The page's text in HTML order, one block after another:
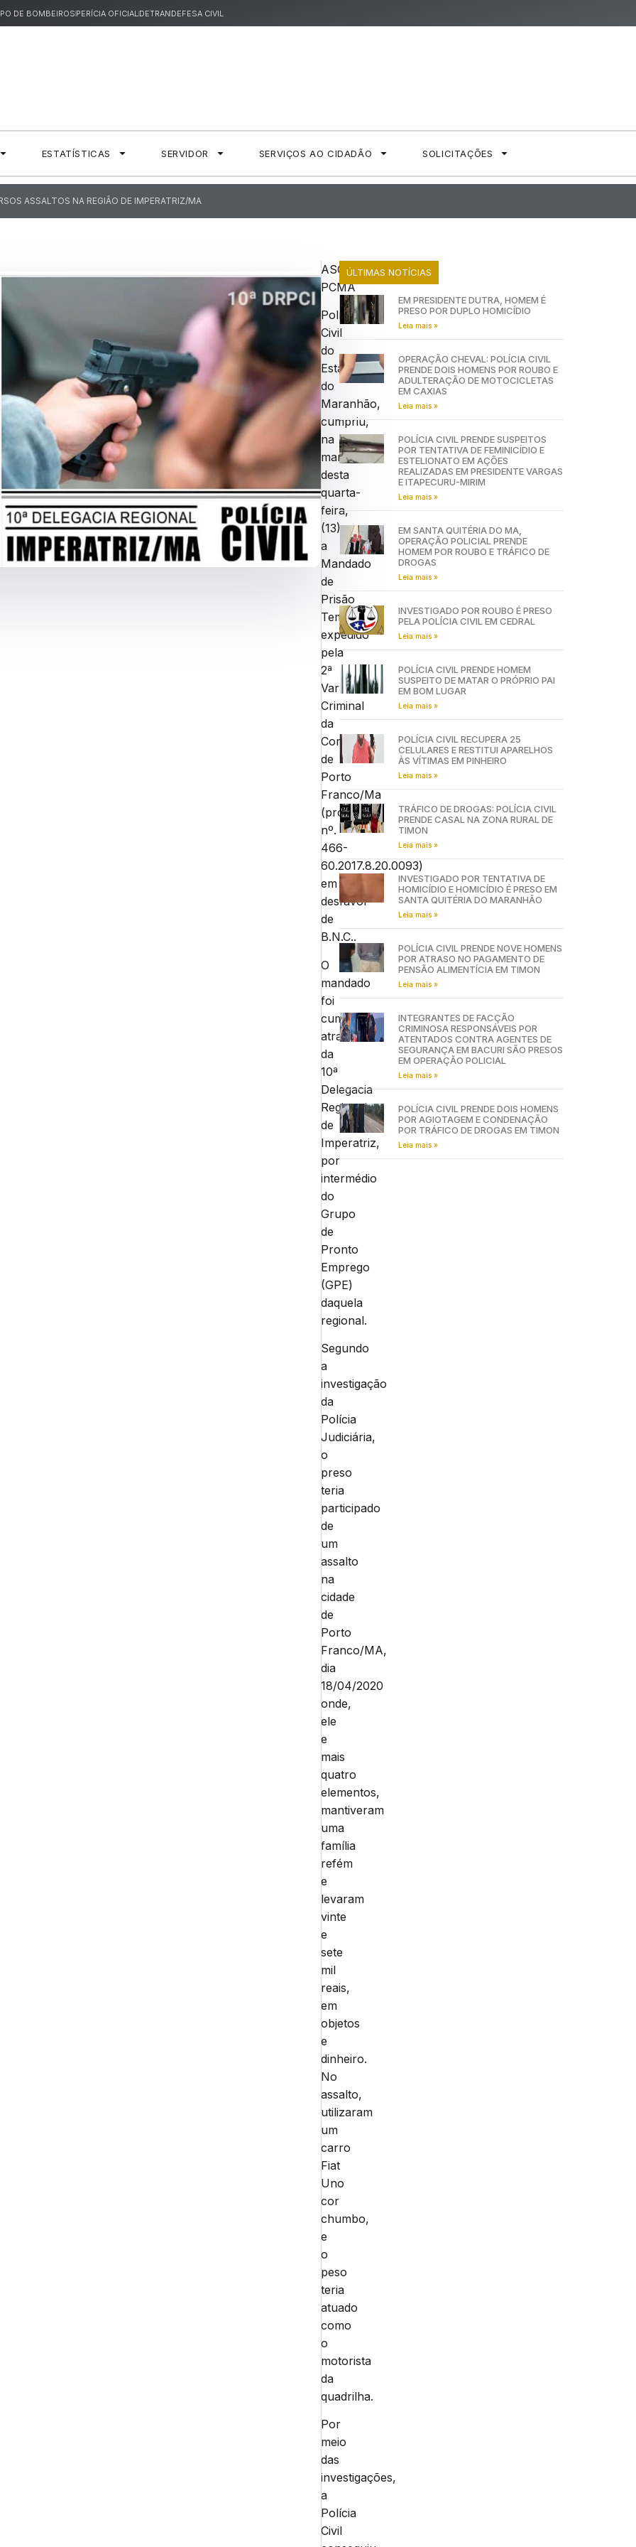
DE BOMBEIROSPERÍCIA OFICIALDETRANDEFESA CIVIL
ESTATÍSTICAS SERVIDOR SERVIÇOS AO CIDADÃO SOLICITAÇÕES
ASSALTOS NA REGIÃO DE IMPERATRIZ/MA
ASCOM
PCMA
Polícia
Civil
do
Estado
do
Maranhão,
cumpriu,
na
manhã
desta
quarta-
feira,
(13),
a
Mandado
de
Prisão
Temporária
expedido
pela
2ª
Vara
Criminal
da
Comarca
de
Porto
Franco/Ma
(processo
nº.
466-
60.2017.8.20.0093)
em
desfavor
de
B.N.C..
O
mandado
foi
cumprido
através
da
10ª
Delegacia
Regional
de
Imperatriz,
por
intermédio
do
Grupo
de
Pronto
Emprego
(GPE)
daquela
regional.
Segundo
a
investigação
da
Polícia
Judiciária,
o
preso
teria
participado
de
um
assalto
na
cidade
de
Porto
Franco/MA,
dia
18/04/2020
onde,
ele
e
mais
quatro
elementos,
mantiveram
uma
família
refém
e
levaram
vinte
e
sete
mil
reais,
em
objetos
e
dinheiro.
No
assalto,
utilizaram
um
carro
Fiat
Uno
cor
chumbo,
e
o
peso
teria
atuado
como
o
motorista
da
quadrilha.
Por
meio
das
investigações,
a
Polícia
Civil
ÚLTIMAS NOTÍCIAS
EM PRESIDENTE DUTRA, HOMEM É
PRESO POR DUPLO HOMICÍDIO
Leia mais »
OPERAÇÃO CHEVAL: POLÍCIA CIVIL
PRENDE DOIS HOMENS POR ROUBO E
ADULTERAÇÃO DE MOTOCICLETAS
EM CAXIAS
Leia mais »
POLÍCIA CIVIL PRENDE SUSPEITOS
POR TENTATIVA DE FEMINICÍDIO E
ESTELIONATO EM AÇÕES
REALIZADAS EM PRESIDENTE VARGAS
E ITAPECURU-MIRIM
Leia mais »
EM SANTA QUITÉRIA DO MA,
OPERAÇÃO POLICIAL PRENDE
HOMEM POR ROUBO E TRÁFICO DE
DROGAS
Leia mais »
INVESTIGADO POR ROUBO É PRESO
PELA POLÍCIA CIVIL EM CEDRAL
Leia mais »
POLÍCIA CIVIL PRENDE HOMEM
SUSPEITO DE MATAR O PRÓPRIO PAI
EM BOM LUGAR
Leia mais »
POLÍCIA CIVIL RECUPERA 25
CELULARES E RESTITUI APARELHOS
ÀS VÍTIMAS EM PINHEIRO
Leia mais »
TRÁFICO DE DROGAS: POLÍCIA CIVIL
PRENDE CASAL NA ZONA RURAL DE
TIMON
Leia mais »
INVESTIGADO POR TENTATIVA DE
HOMICÍDIO E HOMICÍDIO É PRESO EM
SANTA QUITÉRIA DO MARANHÃO
Leia mais »
POLÍCIA CIVIL PRENDE NOVE HOMENS
POR ATRASO NO PAGAMENTO DE
PENSÃO ALIMENTÍCIA EM TIMON
Leia mais »
INTEGRANTES DE FACÇÃO
CRIMINOSA RESPONSÁVEIS POR
ATENTADOS CONTRA AGENTES DE
SEGURANÇA EM BACURI SÃO PRESOS
EM OPERAÇÃO POLICIAL
Leia mais »
POLÍCIA CIVIL PRENDE DOIS HOMENS
POR AGIOTAGEM E CONDENAÇÃO
POR TRÁFICO DE DROGAS EM TIMON
Leia mais »